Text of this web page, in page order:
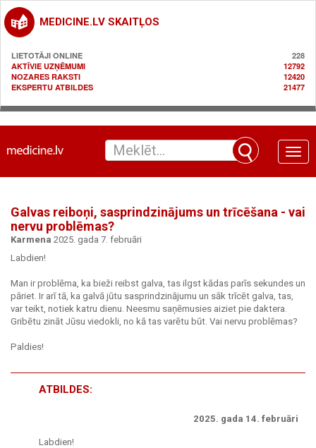
MEDICINE.LV SKAITĻOS
LIETOTĀJI ONLINE
228
AKTĪVIE UZŅĒMUMI
12792
NOZARES RAKSTI
12420
EKSPERTU ATBILDES
21477
Toggle
Galvas reiboņi, sasprindzinājums un trīcēšana - vai
nervu problēmas?
Karmena 2025. gada 7. februāri
Labdien!
Man ir problēma, ka bieži reibst galva, tas ilgst kādas parīs sekundes un
pāriet. Ir arī tā, ka galvā jūtu sasprindzinājumu un sāk trīcēt galva, tas,
var teikt, notiek katru dienu. Neesmu saņēmusies aiziet pie daktera.
Gribētu zināt Jūsu viedokli, no kā tas varētu būt. Vai nervu problēmas?
Paldies!
ATBILDES:
2025. gada 14. februāri
Labdien!